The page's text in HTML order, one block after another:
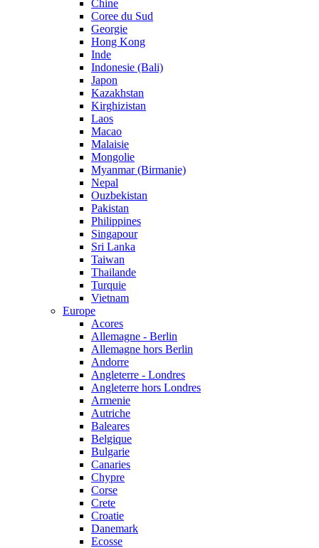
Chine
Coree du Sud
Georgie
Hong Kong
Inde
Indonesie (Bali)
Japon
Kazakhstan
Kirghizistan
Laos
Macao
Malaisie
Mongolie
Myanmar (Birmanie)
Nepal
Ouzbekistan
Pakistan
Philippines
Singapour
Sri Lanka
Taiwan
Thailande
Turquie
Vietnam
Europe
Acores
Allemagne - Berlin
Allemagne hors Berlin
Andorre
Angleterre - Londres
Angleterre hors Londres
Armenie
Autriche
Baleares
Belgique
Bulgarie
Canaries
Chypre
Corse
Crete
Croatie
Danemark
Ecosse